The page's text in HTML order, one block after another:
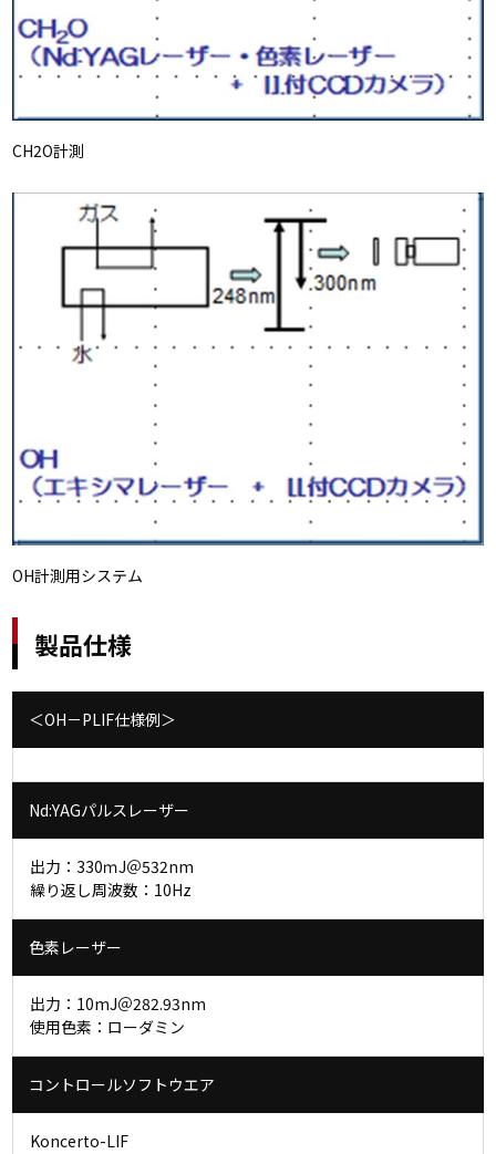
CH2O計測
OH計測用システム
製品仕様
＜OH－PLIF仕様例＞
Nd:YAGパルスレーザー
出力：330ｍJ＠532nm
繰り返し周波数：10Hz
色素レーザー
出力：10mJ＠282.93nm
使用色素：ローダミン
コントロールソフトウエア
Koncerto-LIF